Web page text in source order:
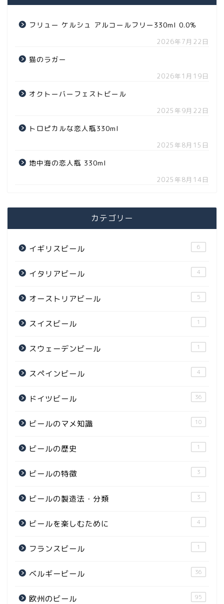
フリュー ケルシュ アルコールフリー330ml 0.0%
2026年7月22日
猫のラガー
2026年1月19日
オクトーバーフェストビール
2025年9月22日
トロピカルな恋人瓶330ml
2025年8月15日
地中海の恋人瓶 330ml
2025年8月14日
カテゴリー
イギリスビール 6
イタリアビール 4
オーストリアビール 5
スイスビール 1
スウェーデンビール 1
スペインビール 4
ドイツビール 36
ビールのマメ知識 10
ビールの歴史 1
ビールの特徴 3
ビールの製造法・分類 3
ビールを楽しむために 4
フランスビール 1
ベルギービール 36
欧州のビール 95